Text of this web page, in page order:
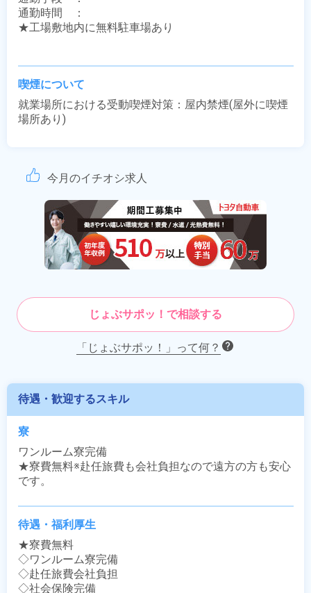
通勤時間　：
★工場敷地内に無料駐車場あり
喫煙について
就業場所における受動喫煙対策：屋内禁煙(屋外に喫煙
場所あり)
今月のイチオシ求人
じょぶサポッ！で相談する
「じょぶサポッ！」って何？
待遇・歓迎するスキル
寮
ワンルーム寮完備
★寮費無料※赴任旅費も会社負担なので遠方の方も安心
です。
待遇・福利厚生
★寮費無料
◇ワンルーム寮完備
◇赴任旅費会社負担
◇社会保険完備